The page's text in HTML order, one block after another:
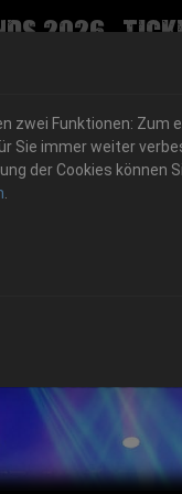
2026
zwei Funktionen:
Sie immer weiter
der Cookies